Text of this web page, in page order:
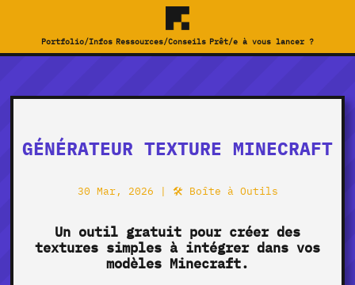
Portfolio/Infos Ressources/Conseils Prêt/e à vous lancer ?
GÉNÉRATEUR TEXTURE MINECRAFT
30 Mar, 2026 | 🛠️ Boîte à Outils
Un outil gratuit pour créer des
textures simples à intégrer dans vos
modèles Minecraft.